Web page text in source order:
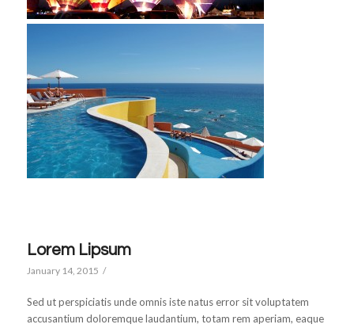
Lorem Lipsum
January 14, 2015 /
Sed ut perspiciatis unde omnis iste natus error sit voluptatem
accusantium doloremque laudantium, totam rem aperiam, eaque